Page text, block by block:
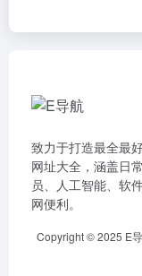
致力于打造最全最
网址大全，涵盖日
员、人工智能、软
网便利。
Copyright © 2025 E